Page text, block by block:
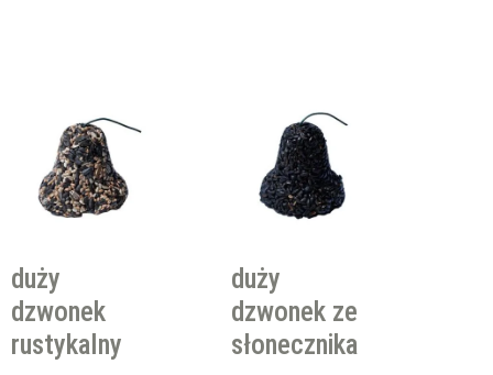
duży
dzwonek
rustykalny
duży
dzwonek ze
słonecznika